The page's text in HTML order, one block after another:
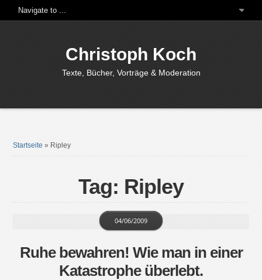
Christoph Koch
Texte, Bücher, Vorträge & Moderation
Startseite » Ripley
Tag: Ripley
Ruhe bewahren! Wie man in einer
Katastrophe überlebt.
04/06/2009